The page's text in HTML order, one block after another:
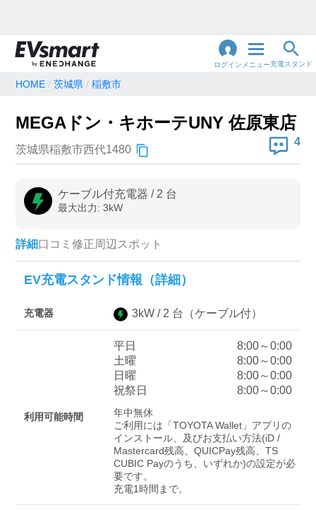
ログイン メニュー充電スタンド
じ
地名・観光スポット・住所で検索
充電器の種類
急速充電器のみ表示
高速道路上のみ表示
認証システム
EV充電エネチェンジ e-Mobility Power
三菱ディーラーを表示
日産ディーラーを表示
トヨタディーラーを表
中速-20kW-以上
HOME 茨城県 稲敷市
MEGAドン・キホーテUNY 佐原東店
茨城県稲敷市西代1480
4
ケーブル付充電器 / 2 台
最大出力: 3kW
詳細口コミ 修正周辺スポット
EV充電スタンド情報（詳細）
充電器 3kW / 2 台 （ケーブル付）
利用可能時間
平日
8:00～0:00
土曜
8:00～0:00
日曜
8:00～0:00
祝祭日
8:00～0:00
年中無休
ご利用には「TOYOTA Wallet」アプリの
インストール、及びお支払い方法(iD /
Mastercard残高、QUICPay残高、TS
CUBIC Payのうち、いずれか)の設定が必
要です。
充電1時間まで。